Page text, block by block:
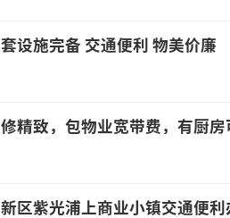
设施完备 交通便利 物美价廉
精致，包物业宽带费，有厨房可做饭
区紫光浦上商业小镇交通便